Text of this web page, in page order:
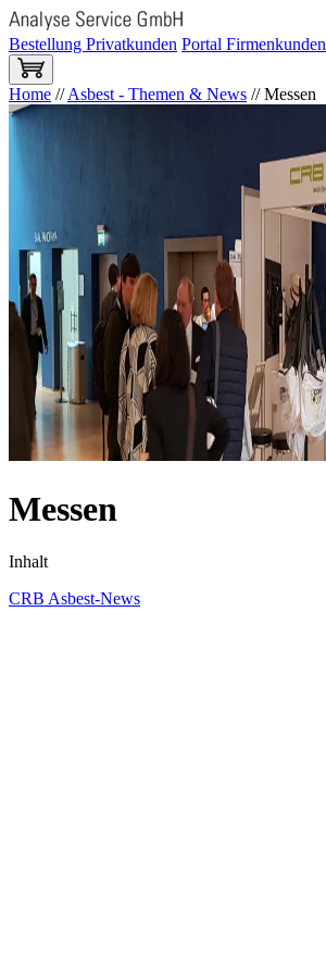
Bestellung Privatkunden Portal Firmenkunden
Home //Asbest - Themen & News //Messen
Messen
Inhalt
CRB Asbest-News